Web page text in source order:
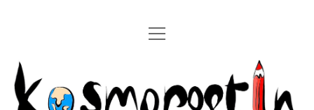
REISEREPORTAGEN
REISEPOESIE
Menü
öffnen
Kosmopoetin